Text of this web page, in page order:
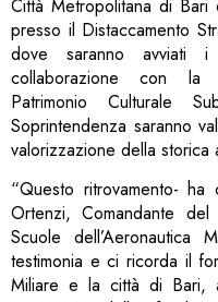
Città Metropolitana di Bari
presso il Distaccamento
dove saranno avviati i
collaborazione con la
Patrimonio Culturale
Soprintendenza saranno
valorizzazione della storica
“Questo ritrovamento- ha
Ortenzi, Comandante
Scuole
testimonia e ci ricorda il
Miliare e la città di Bari,